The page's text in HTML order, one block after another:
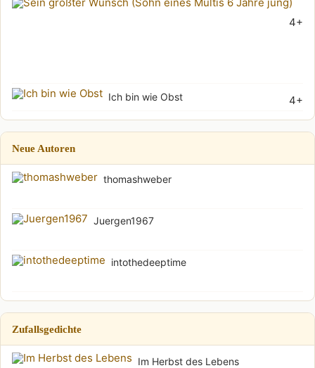
4+
4+
Ich bin wie Obst
Neue Autoren
thomashweber
Juergen1967
intothedeeptime
Zufallsgedichte
Im Herbst des Lebens